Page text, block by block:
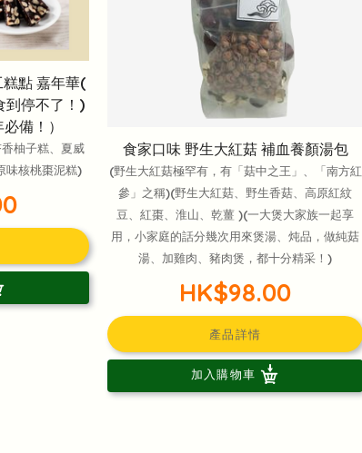
點 嘉年華(
到停不了！)
備！）
柚子糕、夏威
味核桃棗泥糕)
食家口味 野生大紅菇 補血養顏湯包
(野生大紅菇極罕有，有「菇中之王」、「南方紅
參」之稱)(野生大紅菇、野生香菇、高原紅紋
豆、紅棗、淮山、乾薑 )(一大煲大家族一起享
用，小家庭的話分幾次用來煲湯、炖品，做純菇
湯、加雞肉、豬肉煲，都十分精采！)
HK$98.00
產品詳情
加入購物車